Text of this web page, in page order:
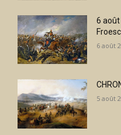
6
6 août
5 août